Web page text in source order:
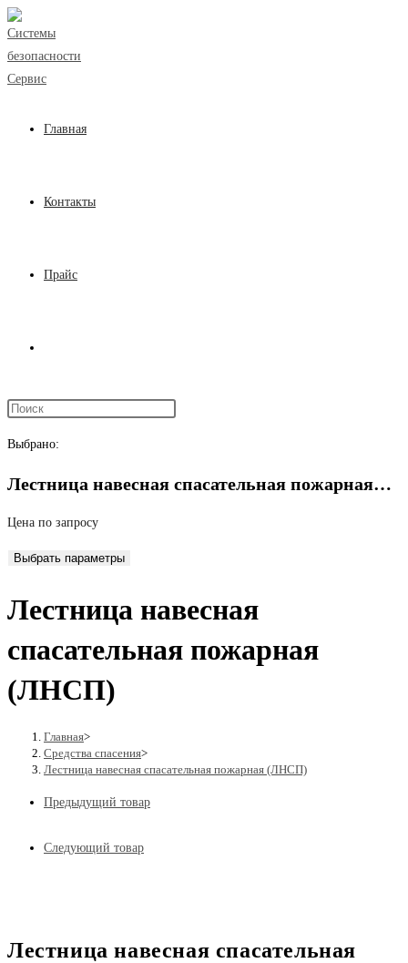
Перейти
к
содержимому
Главная
Контакты
Прайс
поиск
по
веб-
Выбрано:
Лестница навесная спасательная пожарная…
Цена по запросу
Выбрать параметры
Лестница навесная
спасательная пожарная
(ЛНСП)
Главная>
Средства спасения>
Лестница навесная спасательная пожарная (ЛНСП)
Предыдущий товар
Следующий товар
Лестница навесная спасательная